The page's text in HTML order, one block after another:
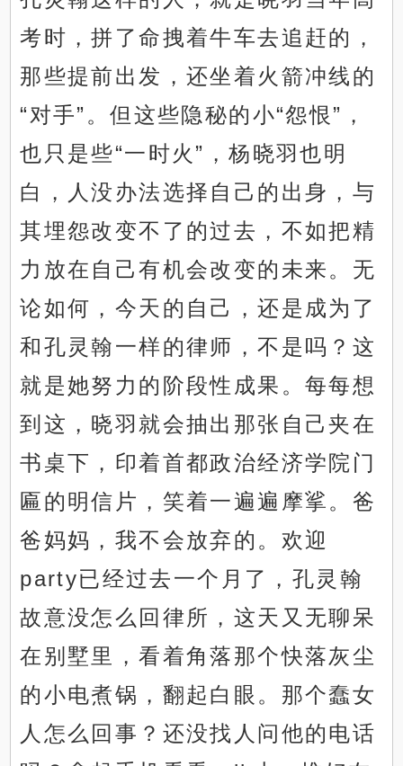
考时，拼了命拽着牛车去追赶的，
那些提前出发，还坐着火箭冲线的
“对手”。但这些隐秘的小“怨恨”，
也只是些“一时火”，杨晓羽也明
白，人没办法选择自己的出身，与
其埋怨改变不了的过去，不如把精
力放在自己有机会改变的未来。无
论如何，今天的自己，还是成为了
和孔灵翰一样的律师，不是吗？这
就是她努力的阶段性成果。每每想
到这，晓羽就会抽出那张自己夹在
书桌下，印着首都政治经济学院门
匾的明信片，笑着一遍遍摩挲。爸
爸妈妈，我不会放弃的。欢迎
party已经过去一个月了，孔灵翰
故意没怎么回律所，这天又无聊呆
在别墅里，看着角落那个快落灰尘
的小电煮锅，翻起白眼。那个蠢女
人怎么回事？还没找人问他的电话